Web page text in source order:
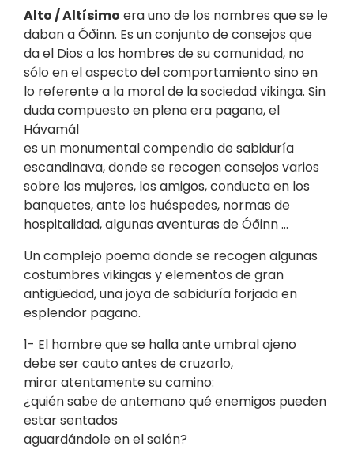
ODINISMO
PAGANISMO WICCA ☽✪☾
Alto / Altísimo era uno de los nombres que se le
daban a Óðinn. Es un conjunto de consejos que
da el Dios a los hombres de su comunidad, no
sólo en el aspecto del comportamiento sino en
lo referente a la moral de la sociedad vikinga. Sin
duda compuesto en plena era pagana, el
Hávamál
es un monumental compendio de sabiduría
escandinava, donde se recogen consejos varios
sobre las mujeres, los amigos, conducta en los
banquetes, ante los huéspedes, normas de
hospitalidad, algunas aventuras de Óðinn …
Un complejo poema donde se recogen algunas
costumbres vikingas y elementos de gran
antigüedad, una joya de sabiduría forjada en
esplendor pagano.
1- El hombre que se halla ante umbral ajeno
debe ser cauto antes de cruzarlo,
mirar atentamente su camino:
¿quién sabe de antemano qué enemigos pueden
estar sentados
aguardándole en el salón?